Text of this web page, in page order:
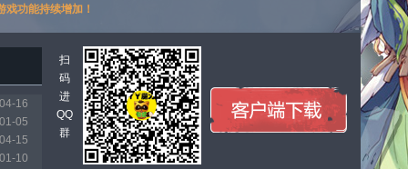
戏功能持续增加！
16
05
15
10
扫
码
进
QQ
群